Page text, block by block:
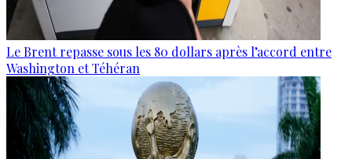
Le Brent repasse sous les 80 dollars après l’accord entre
Washington et Téhéran